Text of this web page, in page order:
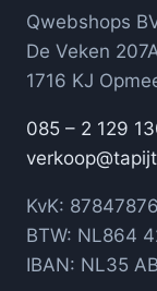
Qwebshops
De Veken
1716 KJ
085 – 2 129
KvK: 87847876
BTW: NL864
IBAN: NL35